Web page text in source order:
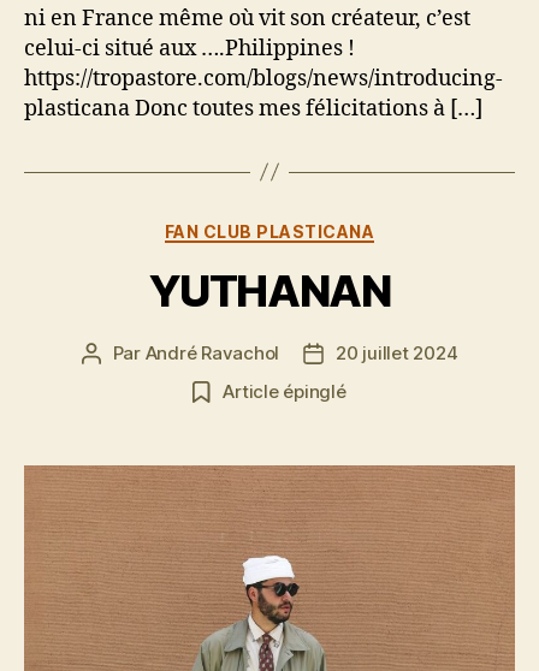
ni en France même où vit son créateur, c’est
celui-ci situé aux ….Philippines !
https://tropastore.com/blogs/news/introducing-
plasticana Donc toutes mes félicitations à […]
Catégories
FAN CLUB PLASTICANA
YUTHANAN
Auteur
Par André Ravachol
Date
de
l’article
20 juillet 2024
Article épinglé